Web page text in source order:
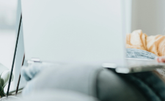
Udgives af: Louise Berg-Sonne
10,00
Tilføj til kurv